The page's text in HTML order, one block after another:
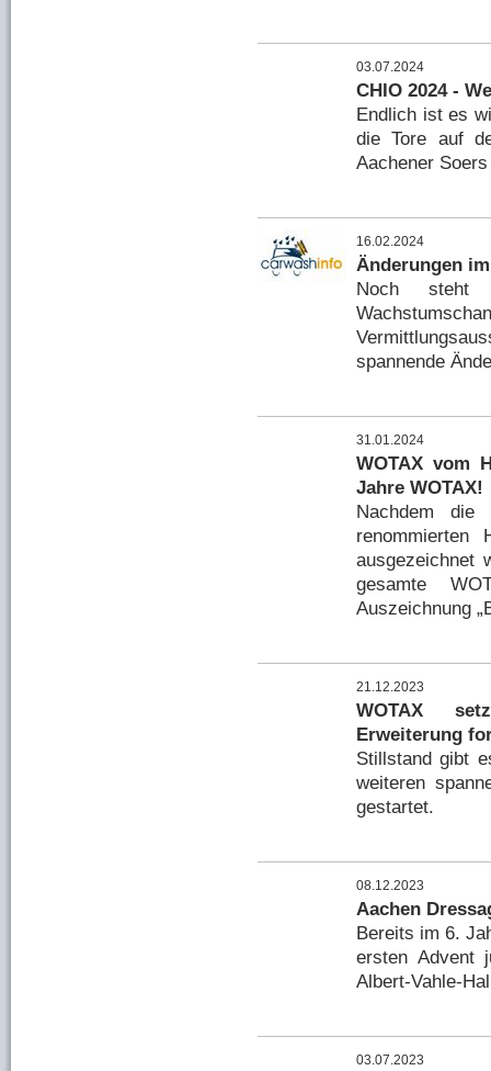
03.07.2024
CHIO 2024 -
Endlich ist es
die Tore auf
Aachener
16.02.2024
Änderungen
Noch steht
spannende
31.01.2024
WOTAX vom
Jahre WOTAX!
Nachdem
renommierten
ausgezeichnet
gesamte
Auszeichnung
21.12.2023
WOTAX
Erweiterung
Stillstand gibt
weiteren
gestartet.
08.12.2023
Aachen
Bereits im 6.
ersten Advent
Albert-Vahle-
03.07.2023